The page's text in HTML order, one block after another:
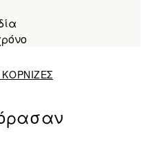
ΚΟΡΝΙΖΕΣ